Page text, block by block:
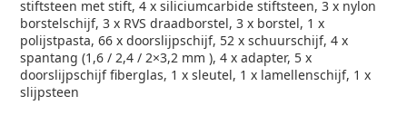
stiftsteen met stift, 4 x siliciumcarbide stiftsteen, 3 x nylon
borstelschijf, 3 x RVS draadborstel, 3 x borstel, 1 x
polijstpasta, 66 x doorslijpschijf, 52 x schuurschijf, 4 x
spantang (1,6 / 2,4 / 2×3,2 mm ), 4 x adapter, 5 x
doorslijpschijf fiberglas, 1 x sleutel, 1 x lamellenschijf, 1 x
slijpsteen